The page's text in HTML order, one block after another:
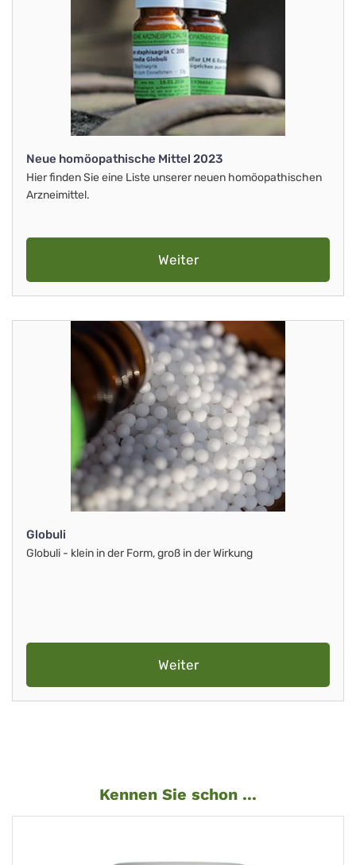
Neue homöopathische Mittel 2023
Hier finden Sie eine Liste unserer neuen homöopathischen
Arzneimittel.
Weiter
Globuli
Globuli - klein in der Form, groß in der Wirkung
Weiter
Kennen Sie schon ...